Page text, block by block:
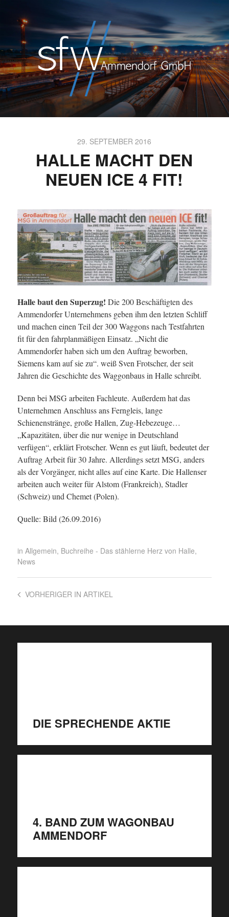
29. SEPTEMBER 2016
HALLE MACHT DEN
NEUEN ICE 4 FIT!
Halle baut den Superzug! Die 200 Beschäftigten des
Ammendorfer Unternehmens geben ihm den letzten Schliff
und machen einen Teil der 300 Waggons nach Testfahrten
fit für den fahrplanmäßigen Einsatz. „Nicht die
Ammendorfer haben sich um den Auftrag beworben,
Siemens kam auf sie zu“. weiß Sven Frotscher, der seit
Jahren die Geschichte des Waggonbaus in Halle schreibt.
Denn bei MSG arbeiten Fachleute. Außerdem hat das
Unternehmen Anschluss ans Ferngleis, lange
Schienenstränge, große Hallen, Zug-Hebezeuge…
„Kapazitäten, über die nur wenige in Deutschland
verfügen“, erklärt Frotscher. Wenn es gut läuft, bedeutet der
Auftrag Arbeit für 30 Jahre. Allerdings setzt MSG, anders
als der Vorgänger, nicht alles auf eine Karte. Die Hallenser
arbeiten auch weiter für Alstom (Frankreich), Stadler
(Schweiz) und Chemet (Polen).
Quelle: Bild (26.09.2016)
in Allgemein, Buchreihe - Das stählerne Herz von Halle,
News
VORHERIGERIN ARTIKEL
DIE SPRECHENDE AKTIE
4. BAND ZUM WAGONBAU
AMMENDORF